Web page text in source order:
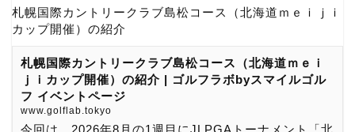
札幌国際カントリークラブ島松コース（北海道ｍｅｉｊｉ
カップ開催）の紹介
札幌国際カントリークラブ島松コース（北海道ｍｅｉ
ｊｉカップ開催）の紹介 | ゴルフラボbyスマイルゴル
フ イベントページ
www.golflab.tokyo
今回は、2026年8月の1週目にJLPGAトーナメント「北